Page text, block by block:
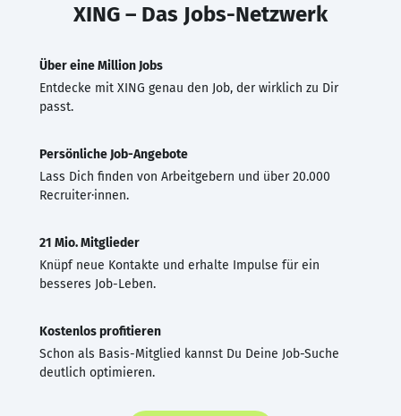
XING – Das Jobs-Netzwerk
Über eine Million Jobs
Entdecke mit XING genau den Job, der wirklich zu Dir
passt.
Persönliche Job-Angebote
Lass Dich finden von Arbeitgebern und über 20.000
Recruiter·innen.
21 Mio. Mitglieder
Knüpf neue Kontakte und erhalte Impulse für ein
besseres Job-Leben.
Kostenlos profitieren
Schon als Basis-Mitglied kannst Du Deine Job-Suche
deutlich optimieren.